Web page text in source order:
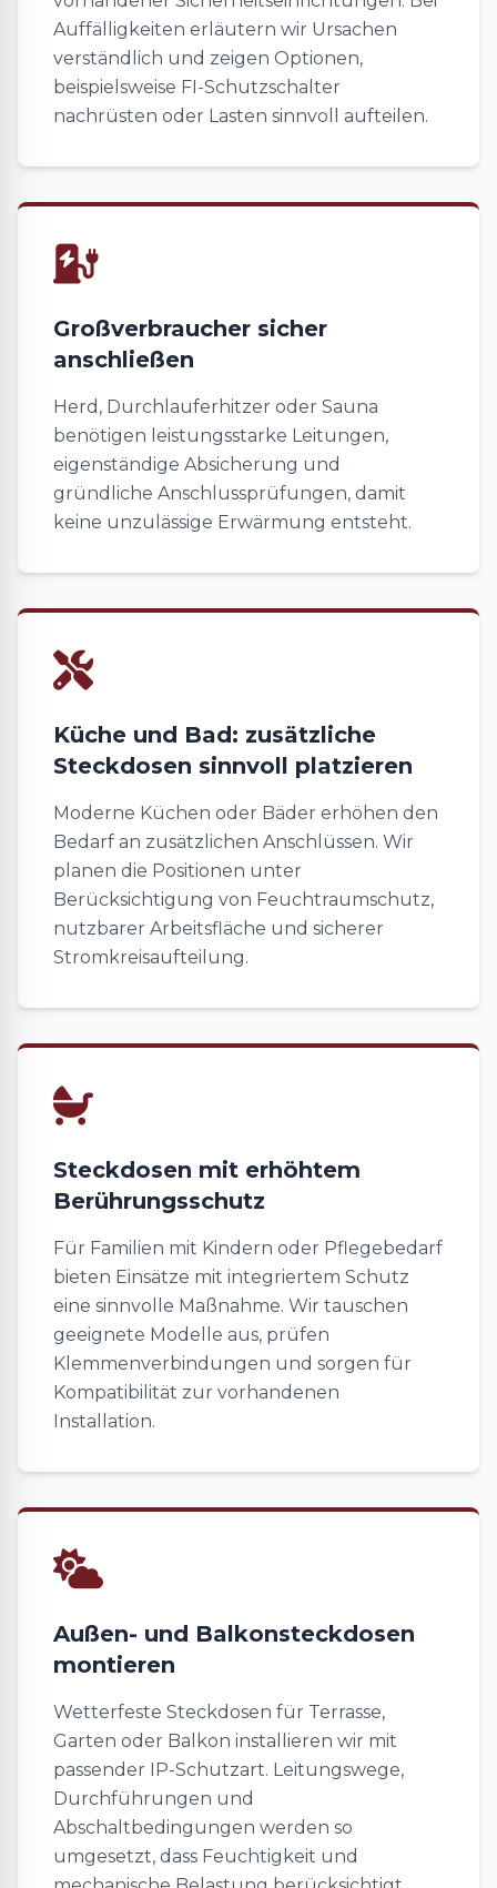
Auffälligkeiten erläutern wir Ursachen
verständlich und zeigen Optionen,
beispielsweise FI-Schutzschalter
nachrüsten oder Lasten sinnvoll aufteilen.
Großverbraucher sicher
anschließen
Herd, Durchlauferhitzer oder Sauna
benötigen leistungsstarke Leitungen,
eigenständige Absicherung und
gründliche Anschlussprüfungen, damit
keine unzulässige Erwärmung entsteht.
Küche und Bad: zusätzliche
Steckdosen sinnvoll platzieren
Moderne Küchen oder Bäder erhöhen den
Bedarf an zusätzlichen Anschlüssen. Wir
planen die Positionen unter
Berücksichtigung von Feuchtraumschutz,
nutzbarer Arbeitsfläche und sicherer
Stromkreisaufteilung.
Steckdosen mit erhöhtem
Berührungsschutz
Für Familien mit Kindern oder Pflegebedarf
bieten Einsätze mit integriertem Schutz
eine sinnvolle Maßnahme. Wir tauschen
geeignete Modelle aus, prüfen
Klemmenverbindungen und sorgen für
Kompatibilität zur vorhandenen
Installation.
Außen- und Balkonsteckdosen
montieren
Wetterfeste Steckdosen für Terrasse,
Garten oder Balkon installieren wir mit
passender IP-Schutzart. Leitungswege,
Durchführungen und
Abschaltbedingungen werden so
umgesetzt, dass Feuchtigkeit und